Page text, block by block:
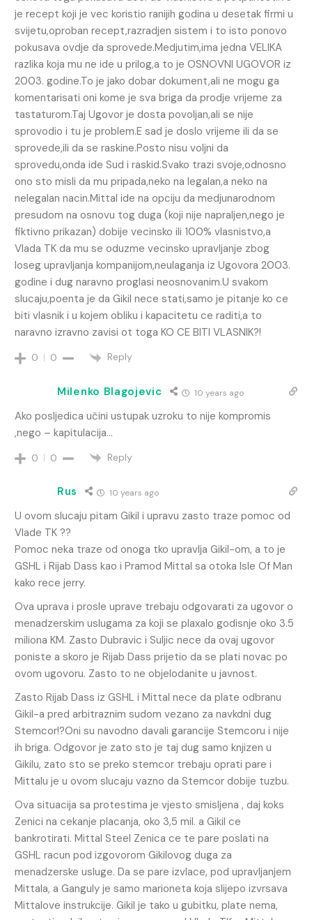
je recept koji je vec koristio ranijih godina u desetak firmi u
svijetu,oproban recept,razradjen sistem i to isto ponovo
pokusava ovdje da sprovede.Medjutim,ima jedna VELIKA
razlika koja mu ne ide u prilog,a to je OSNOVNI UGOVOR iz
2003. godine.To je jako dobar dokument,ali ne mogu ga
komentarisati oni kome je sva briga da prodje vrijeme za
tastaturom.Taj Ugovor je dosta povoljan,ali se nije
sprovodio i tu je problem.E sad je doslo vrijeme ili da se
sprovede,ili da se raskine.Posto nisu voljni da
sprovedu,onda ide Sud i raskid.Svako trazi svoje,odnosno
ono sto misli da mu pripada,neko na legalan,a neko na
nelegalan nacin.Mittal ide na opciju da medjunarodnom
presudom na osnovu tog duga (koji nije napraljen,nego je
fiktivno prikazan) dobije vecinsko ili 100% vlasnistvo,a
Vlada TK da mu se oduzme vecinsko upravljanje zbog
loseg upravljanja kompanijom,neulaganja iz Ugovora 2003.
godine i dug naravno proglasi neosnovanim.U svakom
slucaju,poenta je da Gikil nece stati,samo je pitanje ko ce
biti vlasnik i u kojem obliku i kapacitetu ce raditi,a to
naravno izravno zavisi ot toga KO CE BITI VLASNIK?!
0 0 Reply
Milenko Blagojevic 10 years ago
Ako posljedica učini ustupak uzroku to nije kompromis
,nego – kapitulacija…
0 0 Reply
Rus 10 years ago
U ovom slucaju pitam Gikil i upravu zasto traze pomoc od
Vlade TK ??
Pomoc neka traze od onoga tko upravlja Gikil-om, a to je
GSHL i Rijab Dass kao i Pramod Mittal sa otoka Isle Of Man
kako rece jerry.
Ova uprava i prosle uprave trebaju odgovarati za ugovor o
menadzerskim uslugama za koji se plaxalo godisnje oko 3.5
miliona KM. Zasto Dubravic i Suljic nece da ovaj ugovor
poniste a skoro je Rijab Dass prijetio da se plati novac po
ovom ugovoru. Zasto to ne objelodanite u javnost.
Zasto Rijab Dass iz GSHL i Mittal nece da plate odbranu
Gikil-a pred arbitraznim sudom vezano za navkdni dug
Stemcor!?Oni su navodno davali garancije Stemcoru i nije
ih briga. Odgovor je zato sto je taj dug samo knjizen u
Gikilu, zato sto se preko stemcor trebaju oprati pare i
Mittalu je u ovom slucaju vazno da Stemcor dobije tuzbu.
Ova situacija sa protestima je vjesto smisljena , daj koks
Zenici na cekanje placanja, oko 3,5 mil. a Gikil ce
bankrotirati. Mittal Steel Zenica ce te pare poslati na
GSHL racun pod izgovorom Gikilovog duga za
menadzerske usluge. Da se pare izvlace, pod upravljanjem
Mittala, a Ganguly je samo marioneta koja slijepo izvrsava
Mittalove instrukcije. Gikil je tako u gubitku, plate nema,